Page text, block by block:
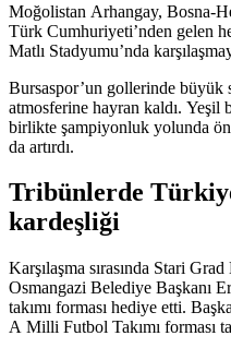
Moğolistan Arhangay, Bosna-
Türk Cumhuriyeti’nden gelen
Matlı Stadyumu’nda
Bursaspor’un gollerinde büyük
atmosferine hayran kaldı. Yeşil
birlikte şampiyonluk yolunda
da artırdı.
Tribünlerde
kardeşliği
Karşılaşma sırasında Stari
Osmangazi Belediye Başkanı
takımı forması hediye etti.
A Milli Futbol Takımı forması